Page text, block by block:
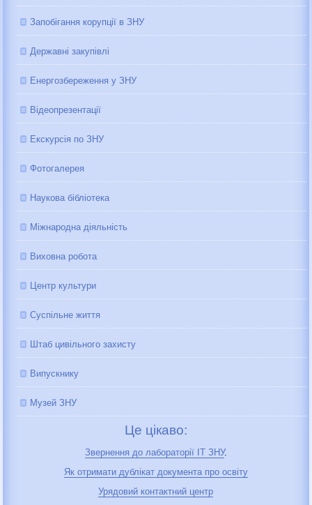
Запобігання корупції в ЗНУ
Державні закупівлі
Енергозбереження у ЗНУ
Відеопрезентації
Екскурсія по ЗНУ
Фотогалерея
Наукова бібліотека
Міжнародна діяльність
Виховна робота
Центр культури
Суспільне життя
Штаб цивільного захисту
Випускнику
Музей ЗНУ
Це цікаво:
Звернення до лабораторії IT ЗНУ.
Як отримати дублікат документа про освіту
Урядовий контактний центр